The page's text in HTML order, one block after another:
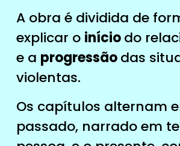
A obra é dividida de
explicar o iníciodo
e a progressãodas
violentas.
Os capítulos alternam
passado, narrado em